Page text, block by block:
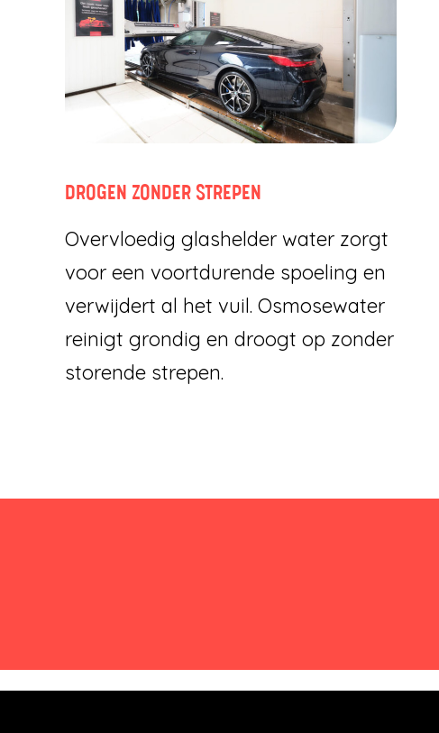
DROGEN ZONDER STREPEN
Overvloedig glashelder water zorgt
voor een voortdurende spoeling en
verwijdert al het vuil. Osmosewater
reinigt grondig en droogt op zonder
storende strepen.